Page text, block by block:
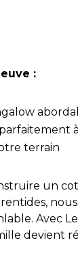
:
terrain
un
nous
Avec
devient